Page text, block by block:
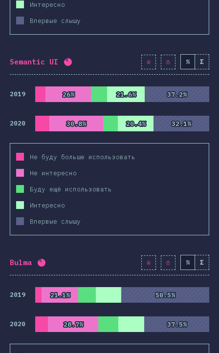
Интересно
Впервые слышу
Semantic UI Процент заполнения: 82.1% 9430 )
% Σ
2019 26%
26% 21.6%
21.6% 37.2%
37.2%
2020 30.8%
30.8% 20.4%
20.4% 32.1%
32.1%
Не буду больше использовать
Не интересно
Буду ещё использовать
Интересно
Впервые слышу
Bulma Процент заполнения: 9425 ) % Σ
2019 21.1%
21.1% 50.5%
50.5%
2020 28.7%
28.7% 37.5%
37.5%